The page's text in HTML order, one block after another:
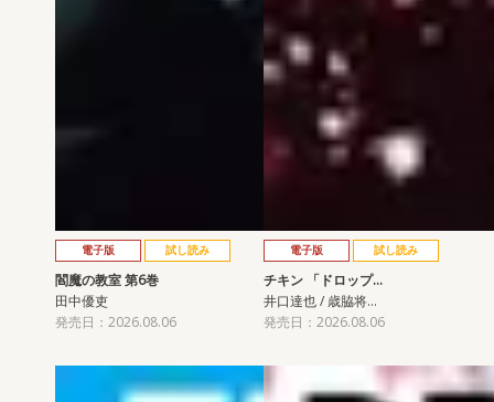
電子版 試し読み
閻魔の教室 第6巻
田中優吏
発売日：2026.08.06
電子版 試し読み
チキン 「ドロップ…
井口達也 / 歳脇将…
発売日：2026.08.06